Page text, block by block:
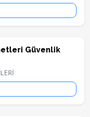
Güvenlik